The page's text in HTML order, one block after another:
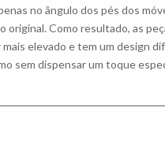
no ângulo dos pés dos
original. Como resultado, as
elevado e tem um design
sem dispensar um toque